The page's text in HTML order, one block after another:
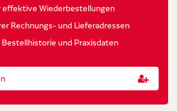
effektive Wiederbestellungen
Rechnungs- und Lieferadressen
und Praxisdaten